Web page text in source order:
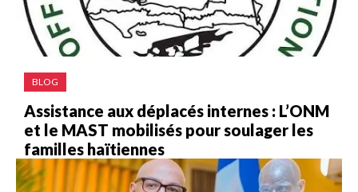
BLOG
Assistance aux déplacés internes : L’ONM
et le MAST mobilisés pour soulager les
familles haïtiennes